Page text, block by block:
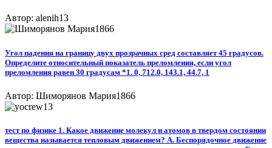
Автор: alenih13
Угол падения на границу двух прозрачных сред составляет 45 градусов.
Определите относительный показатель преломления, если угол
преломления равен 30 градусам *1. 0, 712.0, 143.1, 44.7, 1​
Автор: Шиморянов Мария1866
тест по физике 1. Какое движение молекул и атомов в твердом состоянии
вещества называется тепловым движением? А. Беспорядочное движение